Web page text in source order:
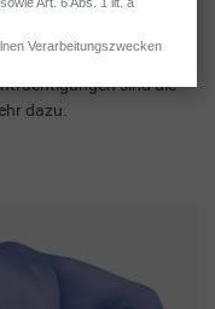
Seltenheit. Verhärtete
sind die
dazu.